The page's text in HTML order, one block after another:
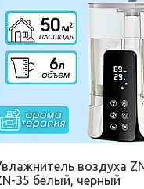
воздуха
35 белый, черный